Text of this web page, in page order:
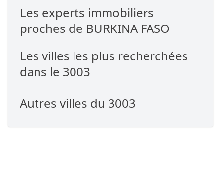
Les experts immobiliers
proches de BURKINA FASO
Les villes les plus recherchées
dans le 3003
Autres villes du 3003